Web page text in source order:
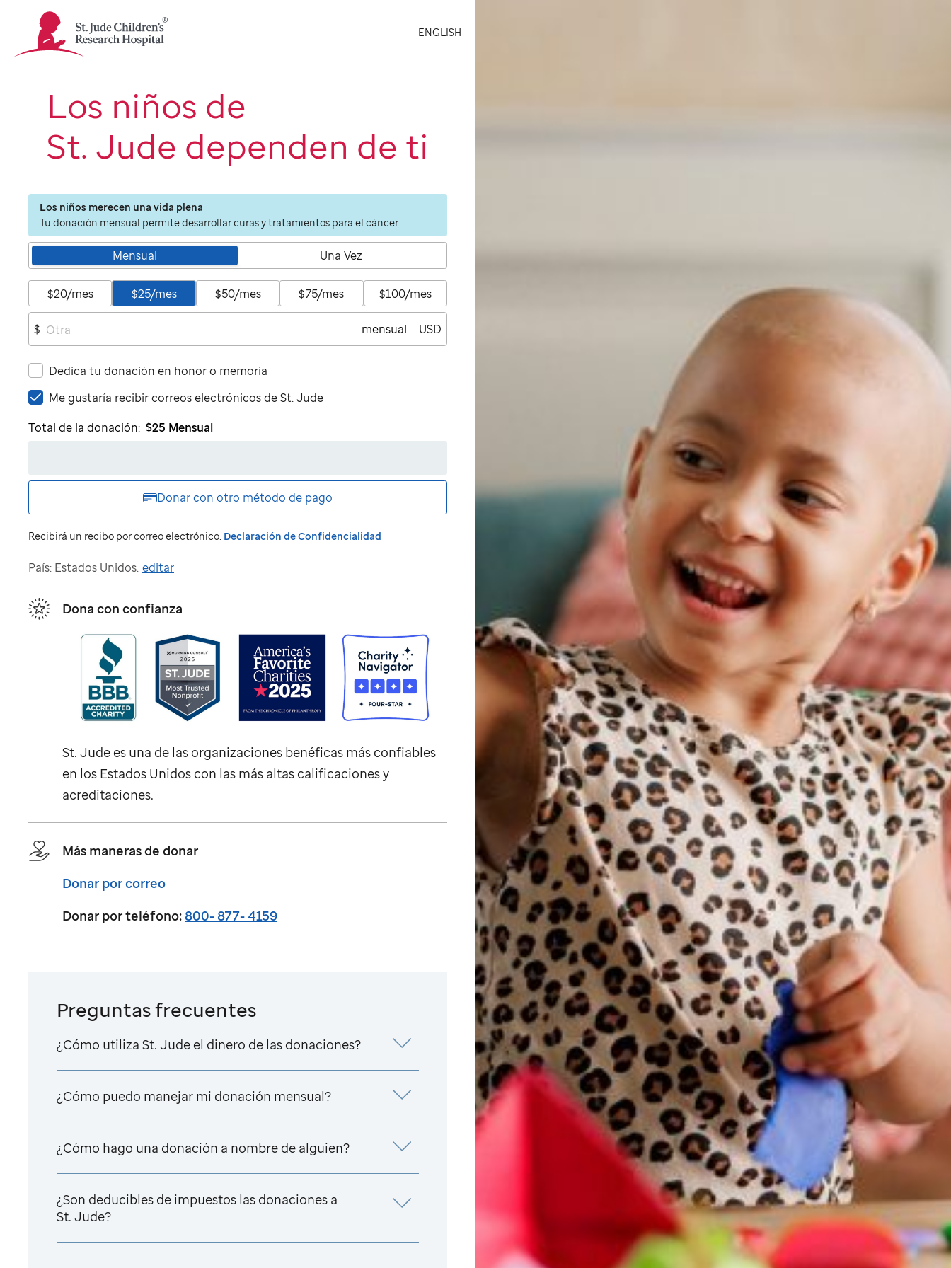
Jude
Children's
ENGLISH
Los niños de
St. Jude dependen de ti
Los niños merecen una vida plena
Tu donación mensual permite desarrollar curas y tratamientos para el cáncer.
Mensual Una Vez
$20/mes $25/mes $50/mes $75/mes $100/mes
$ mensual USD
Dedica tu donación en honor o memoria
Me
recibir
Me gustaría recibir correos electrónicos deSt. Jude
Total de la donación: $25 Mensual
Donar con otro método de pago
Recibirá un recibo por correo electrónico. Declaración de Confidencialidad
País: Estados Unidos. editar
Dona con confianza
St. Jude es una de las organizaciones benéficas más confiables
en los Estados Unidos con las más altas calificaciones y
acreditaciones.
Más maneras de donar
Donar por correo
Donar por teléfono:800- 877- 4159
Preguntas frecuentes
¿Cómo utiliza St. Jude el dinero de las donaciones?
¿Cómo puedo manejar mi donación mensual?
¿Cómo hago una donación a nombre de alguien?
¿Son deducibles de impuestos las donaciones a
St. Jude?